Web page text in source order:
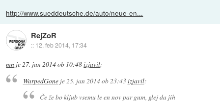
http://www.sueddeutsche.de/auto/neue-en...
RejZoR
:: 12. feb 2014, 17:34
mn je27. jan 2014 ob 10:48izjavil:
WarpedGoneje25. jan 2014 ob 23:43izjavil:
Če že bo kljub vsemu le en nov par gum, glej da jih